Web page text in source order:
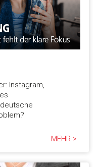
Instagram,
MEHR >